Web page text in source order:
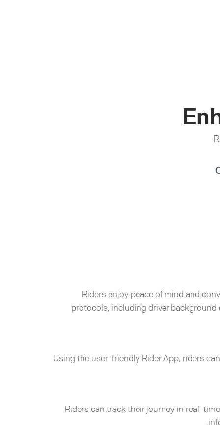
Riders enjoy peace of mind and
protocols, including driver background
Using the user-friendly Rider App, riders
Riders can track their journey in real-